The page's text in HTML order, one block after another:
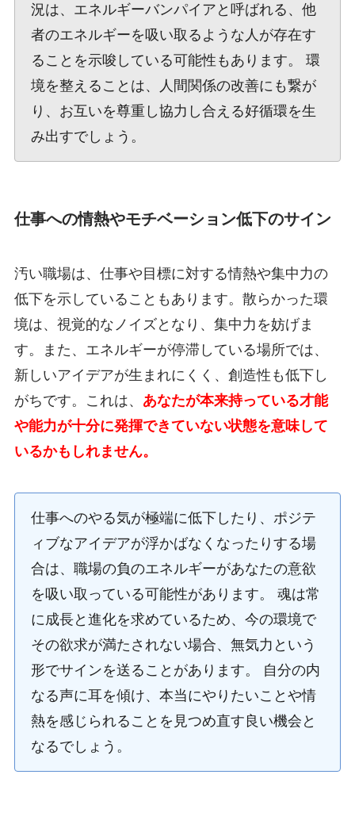
況は、エネルギーバンパイアと呼ばれる、他
者のエネルギーを吸い取るような人が存在す
ることを示唆している可能性もあります。 環
境を整えることは、人間関係の改善にも繋が
り、お互いを尊重し協力し合える好循環を生
み出すでしょう。
仕事への情熱やモチベーション低下のサイン
汚い職場は、仕事や目標に対する情熱や集中力の
低下を示していることもあります。散らかった環
境は、視覚的なノイズとなり、集中力を妨げま
す。また、エネルギーが停滞している場所では、
新しいアイデアが生まれにくく、創造性も低下し
がちです。これは、 あなたが本来持っている才能
や能力が十分に発揮できていない状態を意味して
いるかもしれません。
仕事へのやる気が極端に低下したり、ポジテ
ィブなアイデアが浮かばなくなったりする場
合は、職場の負のエネルギーがあなたの意欲
を吸い取っている可能性があります。 魂は常
に成長と進化を求めているため、今の環境で
その欲求が満たされない場合、無気力という
形でサインを送ることがあります。 自分の内
なる声に耳を傾け、本当にやりたいことや情
熱を感じられることを見つめ直す良い機会と
なるでしょう。